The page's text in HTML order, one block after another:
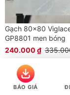
Gạch 80×80
GP8801 men bóng
240.000 ₫
Xem Nhanh
BÁO GIÁ